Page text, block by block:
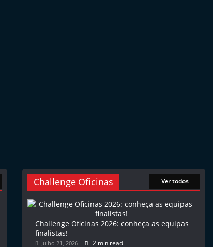
Challenge Oficinas Ver todos
Challenge Oficinas 2026: conheça as equipas
finalistas!
Julho 21, 2026 2 min read